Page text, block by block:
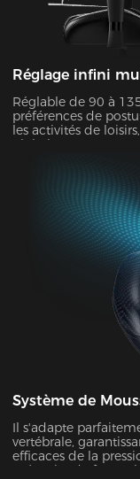
Réglage infini
Réglable de 90 à
préférences de
les activités de
globale.
Système de
de la Pression
Il s'adapte
vertébrale,
efficaces de la
mémoire de forme